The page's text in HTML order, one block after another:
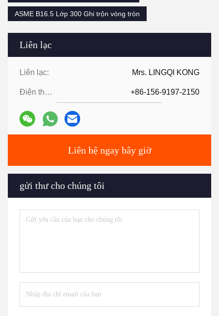
Liên lạc
Liên lạc: Mrs. LINGQI KONG
Điện thoại: +86-156-9197-2150
Liên hệ ngay bây giờ
gửi thư cho chúng tôi
ASME B16.5 Lớp 300 Ghi trộn vòng tròn